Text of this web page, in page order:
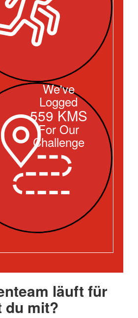
We've
Logged
559 KMS
For Our
Challenge
läuft für
du mit?